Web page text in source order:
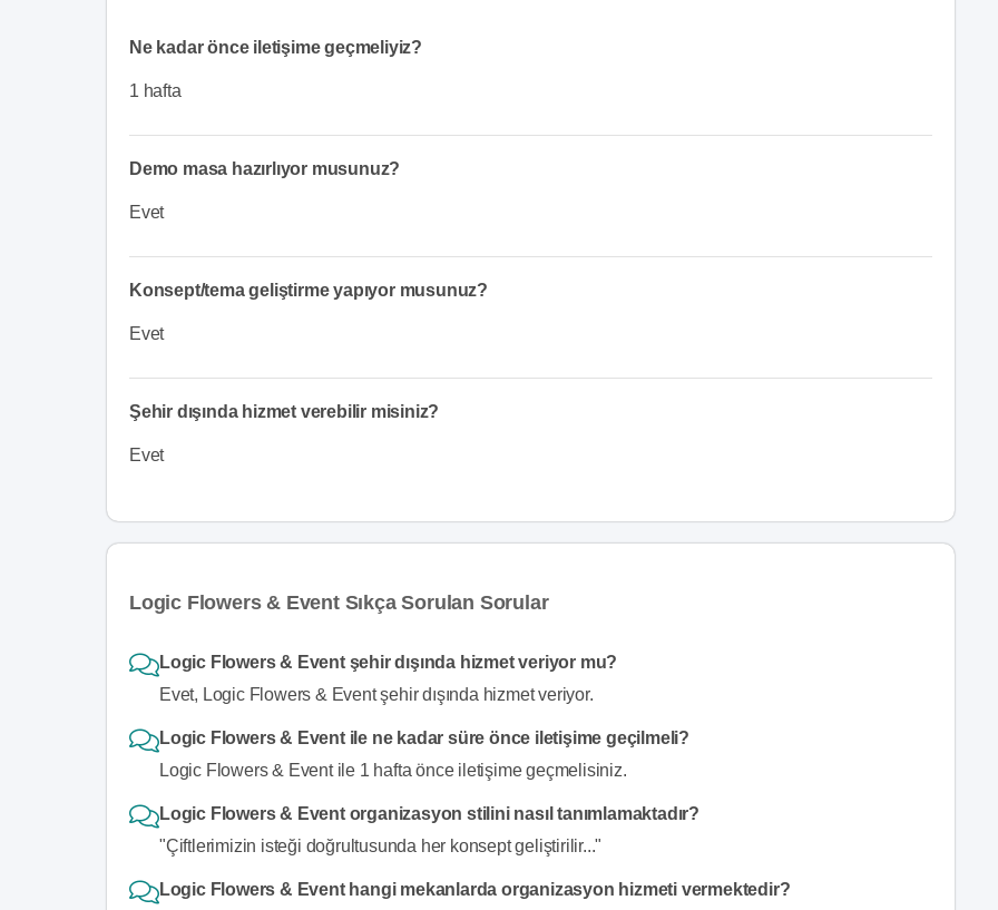
Ne kadar önce iletişime geçmeliyiz?
1 hafta
Demo masa hazırlıyor musunuz?
Evet
Konsept/tema geliştirme yapıyor musunuz?
Evet
Şehir dışında hizmet verebilir misiniz?
Evet
Logic Flowers & Event Sıkça Sorulan Sorular
Logic Flowers & Event şehir dışında hizmet veriyor mu?
Evet, Logic Flowers & Event şehir dışında hizmet veriyor.
Logic Flowers & Event ile ne kadar süre önce iletişime geçilmeli?
Logic Flowers & Event ile 1 hafta önce iletişime geçmelisiniz.
Logic Flowers & Event organizasyon stilini nasıl tanımlamaktadır?
"Çiftlerimizin isteği doğrultusunda her konsept geliştirilir..."
Logic Flowers & Event hangi mekanlarda organizasyon hizmeti vermektedir?